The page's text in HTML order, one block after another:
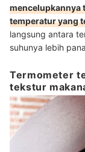
mencelupkannya
temperatur yang
langsung antara
suhunya lebih
Termometer
tekstur